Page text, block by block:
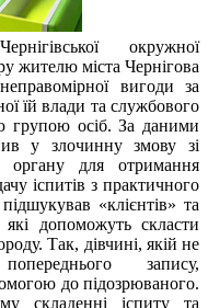
окружної
жителю міста Чернігова
вигоди за
їй влади та службового
групою осіб. За даними
у злочинну змову зі
органу для отримання
іспитів з практичного
«клієнтів» та
допоможуть скласти
Так, дівчині, якій не
запису,
до підозрюваного.
складенні іспиту та